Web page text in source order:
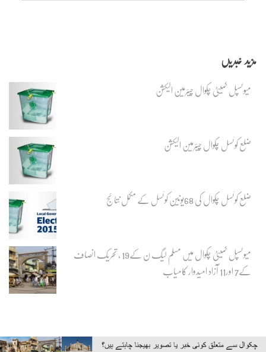
مزید خبریں
میونسپل کمیٹی چکوال چیئرمین الیکشن
ضلع کونسل چکوال چیئرمین الیکشن
ضلع کونسل چکوال کی 68یونین کونسل کے مکمل نتائج
میونسپل کمیٹی چکوال میں مسلم لیگ ن کے19 ، تحریک انصاف
کے7 اور11 آزاد امیدوار کامیاب